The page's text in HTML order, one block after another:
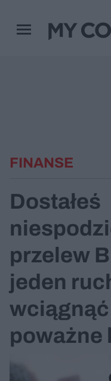
Menu główne
FINANSE
Dostałeś
przelew
jeden
poważne